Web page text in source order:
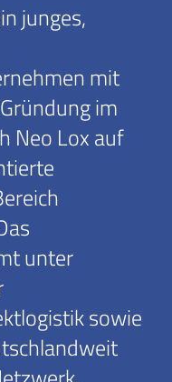
junges,
mit
im
Neo Lox auf
unter
sowie